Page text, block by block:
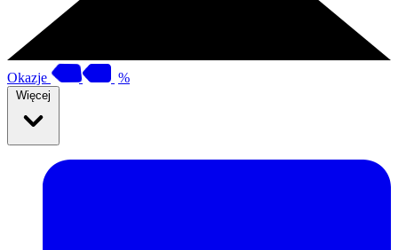
Okazje %
Więcej